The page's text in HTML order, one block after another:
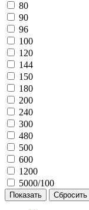
80
90
96
100
120
144
150
180
200
240
300
480
500
600
1200
5000/100